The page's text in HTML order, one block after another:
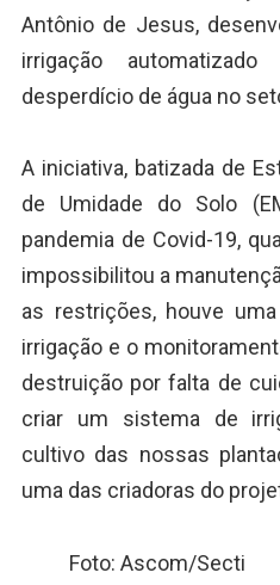
Antônio de Jesus,
irrigação
desperdício de água no
A iniciativa, batizada de
de Umidade do Solo
pandemia de Covid-19,
impossibilitou a
as restrições, houve
irrigação e o
destruição por falta de
criar um sistema de
cultivo das nossas
uma das criadoras do
Foto: Ascom/Secti